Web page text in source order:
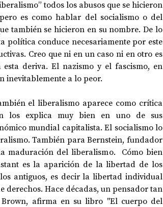
todos los abusos que se hicieron
es como hablar del socialismo o del
también se hicieron en su nombre. De lo
política conduce necesariamente por este
Creo que ni en un caso ni en otro es
deriva. El nazismo y el fascismo, en
inevitablemente a lo peor.
el liberalismo aparece como crítica
los explica muy bien en uno de sus
mundial capitalista. El socialismo lo
También para Bernstein, fundador
maduración del liberalismo.  Cómo bien
es la aparición de la libertad de los
antiguos, es decir la libertad individual
Hace décadas, un pensador tan
afirma en su libro "El cuerpo del